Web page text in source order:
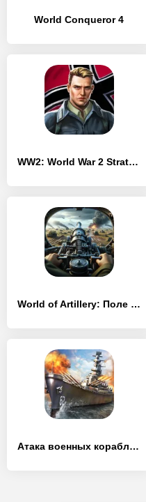
World Conqueror 4
WW2: World War 2 Strategy & Tactics games
World of Artillery: Поле Войны
Атака военных кораблей 3D